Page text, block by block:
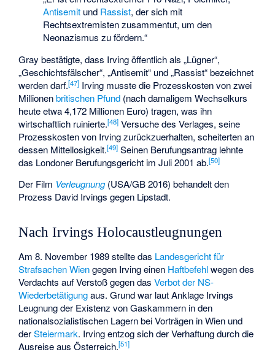
Antisemit und Rassist, der sich mit
Rechtsextremisten zusammentut, um den
Neonazismus zu fördern.“
Gray bestätigte, dass Irving öffentlich als „Lügner“,
„Geschichtsfälscher“, „Antisemit“ und „Rassist“ bezeichnet
werden darf.[47] Irving musste die Prozesskosten von zwei
Millionenbritischen Pfund (nach damaligem Wechselkurs
heute etwa 4,172 Millionen Euro) tragen, was ihn
wirtschaftlich ruinierte.[48] Versuche des Verlages, seine
Prozesskosten von Irving zurückzuerhalten, scheiterten an
dessen Mittellosigkeit.[49] Seinen Berufungsantrag lehnte
das Londoner Berufungsgericht im Juli 2001 ab.[50]
Der Film Verleugnung(USA/GB 2016) behandelt den
Prozess David Irvings gegen Lipstadt.
Nach Irvings Holocaustleugnungen
Am 8. November 1989 stellte das Landesgericht für
Strafsachen Wiengegen Irving einen Haftbefehlwegen des
Verdachts auf Verstoß gegen dasVerbot der NS-
Wiederbetätigungaus. Grund war laut Anklage Irvings
Leugnung der Existenz von Gaskammern in den
nationalsozialistischen Lagern bei Vorträgen in Wien und
derSteiermark. Irving entzog sich der Verhaftung durch die
Ausreise aus Österreich.[51]